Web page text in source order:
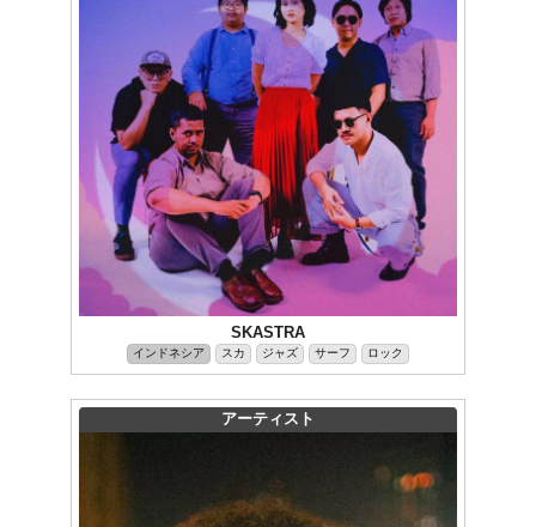
SKASTRA
インドネシア スカ ジャズ サーフ ロック
アーティスト